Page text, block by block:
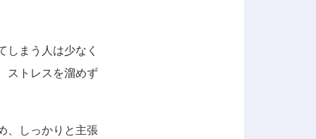
しまう人は少なく
ストレスを溜めず
、しっかりと主張